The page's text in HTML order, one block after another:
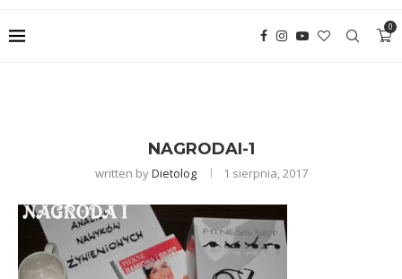
0
NAGRODAI-1
written byDietolog 1 sierpnia, 2017